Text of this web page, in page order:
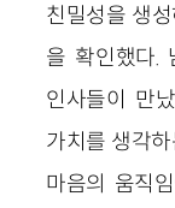
친밀성을 생
을 확인했다.
인사들이 만
가치를 생각
마음의 움직